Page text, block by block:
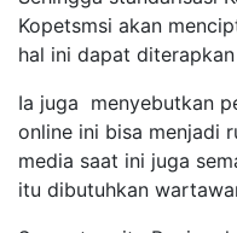
Kopetsmsi akan
hal ini dapat
Ia juga menyebutkan
online ini bisa menjadi
media saat ini juga
itu dibutuhkan